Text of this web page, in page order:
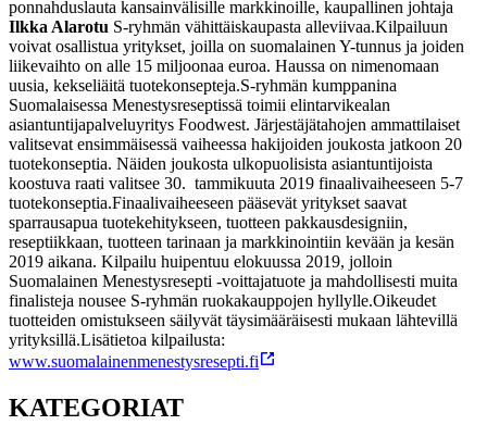
ponnahduslauta kansainvälisille markkinoille, kaupallinen johtaja
Ilkka Alarotu S-ryhmän vähittäiskaupasta alleviivaa.Kilpailuun
voivat osallistua yritykset, joilla on suomalainen Y-tunnus ja joiden
liikevaihto on alle 15 miljoonaa euroa. Haussa on nimenomaan
uusia, kekseliäitä tuotekonsepteja.S-ryhmän kumppanina
Suomalaisessa Menestysreseptissä toimii elintarvikealan
asiantuntijapalveluyritys Foodwest. Järjestäjätahojen ammattilaiset
valitsevat ensimmäisessä vaiheessa hakijoiden joukosta jatkoon 20
tuotekonseptia. Näiden joukosta ulkopuolisista asiantuntijoista
koostuva raati valitsee 30. tammikuuta 2019 finaalivaiheeseen 5-7
tuotekonseptia.Finaalivaiheeseen pääsevät yritykset saavat
sparrausapua tuotekehitykseen, tuotteen pakkausdesigniin,
reseptiikkaan, tuotteen tarinaan ja markkinointiin kevään ja kesän
2019 aikana. Kilpailu huipentuu elokuussa 2019, jolloin
Suomalainen Menestysresepti -voittajatuote ja mahdollisesti muita
finalisteja nousee S-ryhmän ruokakauppojen hyllylle.Oikeudet
tuotteiden omistukseen säilyvät täysimääräisesti mukaan lähtevillä
yrityksillä.Lisätietoa kilpailusta:
www.suomalainenmenestysresepti.fi
KATEGORIAT